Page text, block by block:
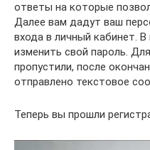
ответы на которые
Далее вам дадут ваш
входа в личный кабинет.
изменить свой пароль.
пропустили, после
отправлено текстовое
Теперь вы прошли